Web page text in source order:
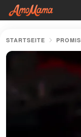
STARTSEITE PROMIS